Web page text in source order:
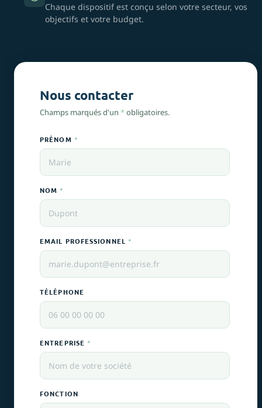
Chaque dispositif est conçu selon votre secteur, vos
objectifs et votre budget.
Nous contacter
Champs marqués d'un *obligatoires.
PRÉNOM *
NOM*
EMAIL PROFESSIONNEL *
TÉLÉPHONE
ENTREPRISE*
FONCTION